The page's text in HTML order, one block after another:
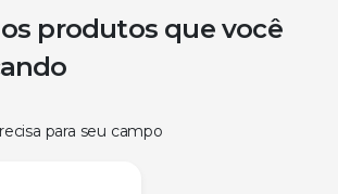
produtos que você
para seu campo